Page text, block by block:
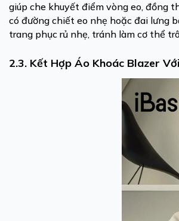
giúp che khuyết điểm vòng eo, đồng
có đường chiết eo nhẹ hoặc đai lưng
trang phục rủ nhẹ, tránh làm cơ thể
2.3. Kết Hợp Áo Khoác Blazer